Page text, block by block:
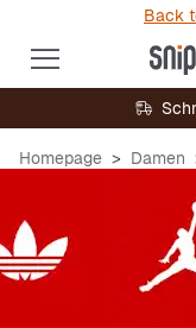
Back
Homepage Damen